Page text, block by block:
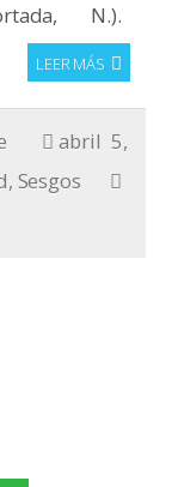
N.).
LEER MÁS
abril 5,
, Sesgos